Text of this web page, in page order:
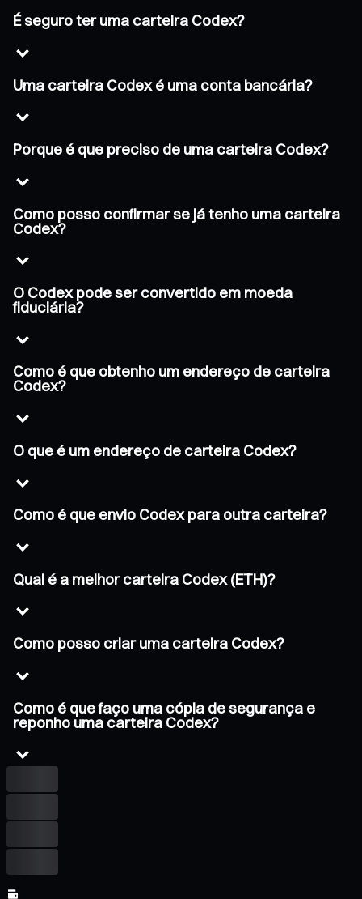
É seguro ter uma carteira Codex?
Uma carteira Codex é uma conta bancária?
Porque é que preciso de uma carteira Codex?
Como posso confirmar se já tenho uma carteira
Codex?
O Codex pode ser convertido em moeda
fiduciária?
Como é que obtenho um endereço de carteira
Codex?
O que é um endereço de carteira Codex?
Como é que envio Codex para outra carteira?
Qual é a melhor carteira Codex (ETH)?
Como posso criar uma carteira Codex?
Como é que faço uma cópia de segurança e
reponho uma carteira Codex?